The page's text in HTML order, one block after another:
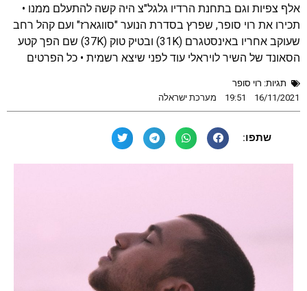
אלף צפיות וגם בתחנת הרדיו גלגל"צ היה קשה להתעלם ממנו •
תכירו את רוי סופר, שפרץ בסדרת הנוער "סווגארז" ועם קהל רחב
שעוקב אחריו באינסטגרם (31K) ובטיק טוק (37K) שם הפך קטע
הסאונד של השיר לויראלי עוד לפני שיצא רשמית • כל הפרטים
תגיות: רוי סופר
16/11/2021
19:51 מערכת ישראלה
שתפו: